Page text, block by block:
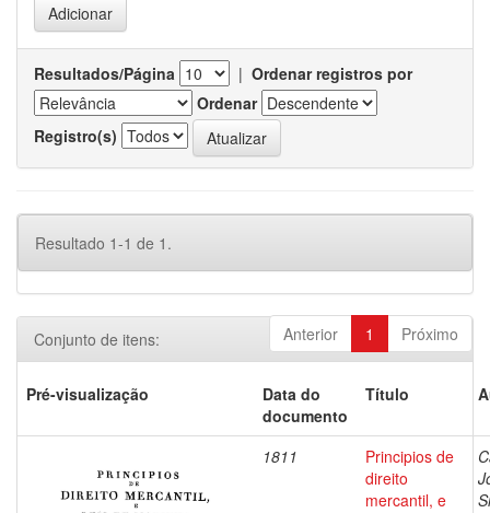
Resultados/Página | Ordenar registros por
Ordenar
Registro(s)
Resultado 1-1 de 1.
Anterior 1 Próximo
Conjunto de itens:
Pré-visualização
Data do
documento
Título
1811
Principios de
direito
mercantil, e